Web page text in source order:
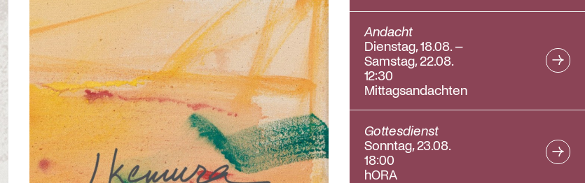
Andacht
Dienstag, 18.08. –
Samstag, 22.08.
12:30
Mittagsandachten
Gottesdienst
Sonntag, 23.08.
18:00
hORA